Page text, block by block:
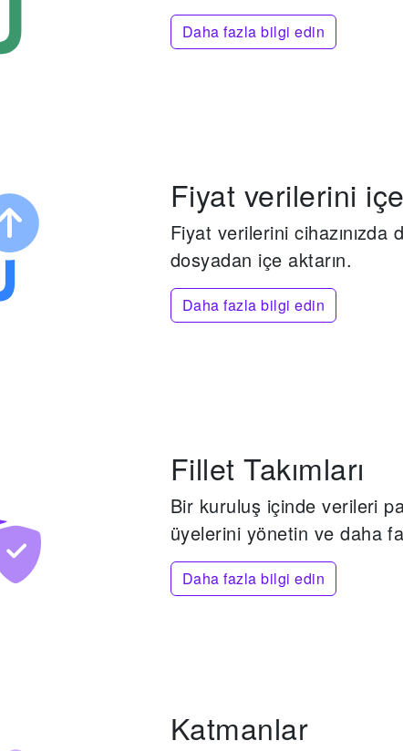
Daha fazla bilgi edin
Fiyat verilerini
Fiyat verilerini cihazınızda
dosyadan içe aktarın.
Daha fazla bilgi edin
Fillet Takımları
Bir kuruluş içinde verileri
üyelerini yönetin ve daha
Daha fazla bilgi edin
Katmanlar